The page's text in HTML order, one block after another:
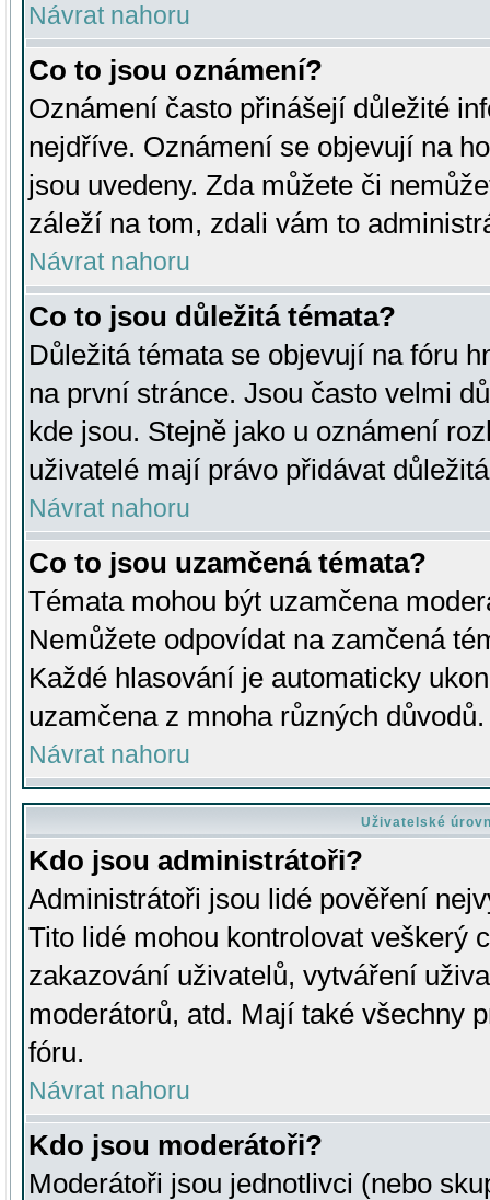
Návrat nahoru
Co to jsou oznámení?
Oznámení často přinášejí důležité
nejdříve. Oznámení se objevují na
jsou uvedeny. Zda můžete či
záleží na tom, zdali vám to
Návrat nahoru
Co to jsou důležitá témata?
Důležitá témata se objevují na fóru
na první stránce. Jsou často velmi
kde jsou. Stejně jako u oznámení
uživatelé mají právo přidávat
Návrat nahoru
Co to jsou uzamčená témata?
Témata mohou být uzamčena
Nemůžete odpovídat na zamčená
Každé hlasování je automaticky
uzamčena z mnoha různých důvodů.
Návrat nahoru
Uživatelské
Kdo jsou administrátoři?
Administrátoři jsou lidé pověření
Tito lidé mohou kontrolovat veškerý
zakazování uživatelů, vytváření
moderátorů, atd. Mají také všechny
fóru.
Návrat nahoru
Kdo jsou moderátoři?
Moderátoři jsou jednotlivci (nebo